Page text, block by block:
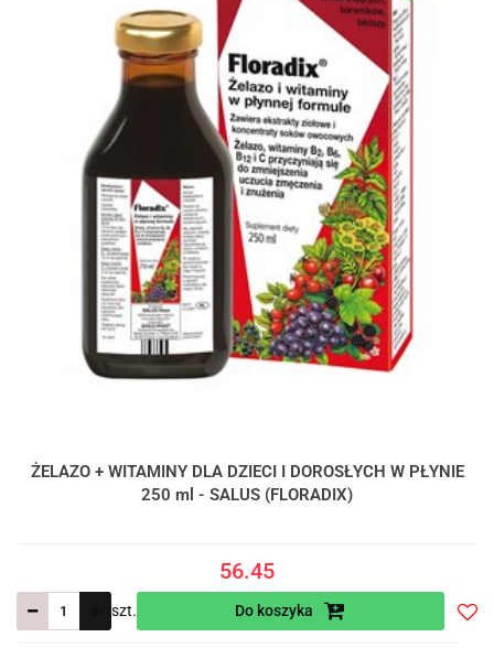
ŻELAZO + WITAMINY DLA DZIECI I DOROSŁYCH W PŁYNIE
250 ml - SALUS (FLORADIX)
56.45
szt. Do koszyka